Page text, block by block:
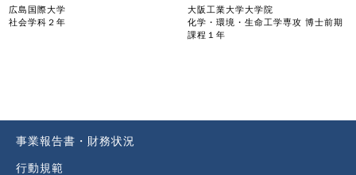
広島国際大学
社会学科２年
大阪工業大学大学院
化学・環境・生命工学専攻 博士前期
課程１年
事業報告書・財務状況
行動規範